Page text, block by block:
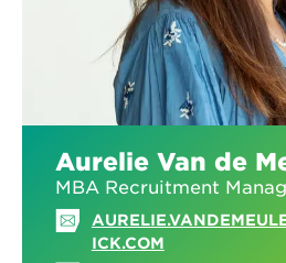
Aurelie Van de
MBA Recruitment
ICK.COM